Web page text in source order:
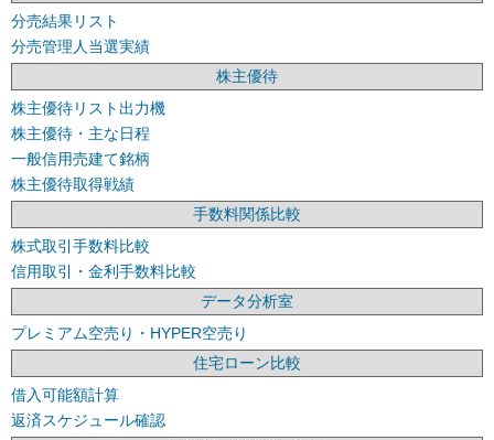
分売結果リスト
分売管理人当選実績
株主優待
株主優待リスト出力機
株主優待・主な日程
一般信用売建て銘柄
株主優待取得戦績
手数料関係比較
株式取引手数料比較
信用取引・金利手数料比較
データ分析室
プレミアム空売り・HYPER空売り
住宅ローン比較
借入可能額計算
返済スケジュール確認